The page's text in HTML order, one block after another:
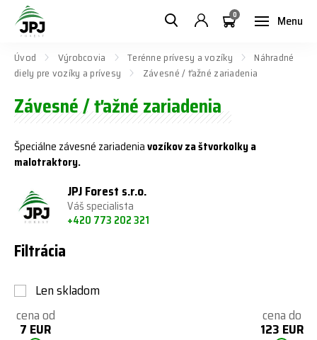
Menu
0
Úvod Výrobcovia Terénne prívesy a vozíky
Náhradné
diely pre vozíky a prívesy
Závesné / ťažné zariadenia
Závesné / ťažné zariadenia
Špeciálne závesné zariadeniavozíkov za štvorkolky a
malotraktory.
JPJ Forest s.r.o.
Váš specialista
+420 773 202 321
Filtrácia
Len skladom
cena od
7 EUR
cena do
123 EUR